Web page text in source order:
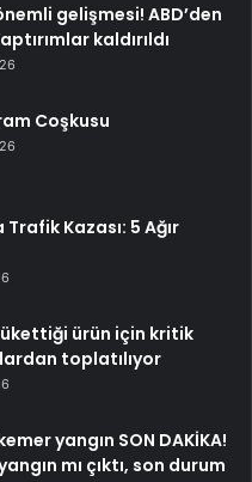
gelişmesi! ABD’den
kaldırıldı
Coşkusu
Kazası: 5 Ağır
ürün için kritik
toplatılıyor
yangın SON DAKİKA!
mı çıktı, son durum